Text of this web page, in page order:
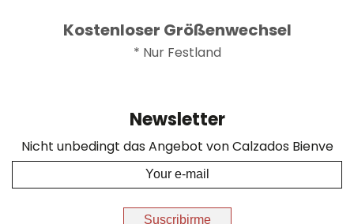
Kostenloser Größenwechsel
* Nur Festland
Newsletter
Nicht unbedingt das Angebot von Calzados Bienve
Suscribirme